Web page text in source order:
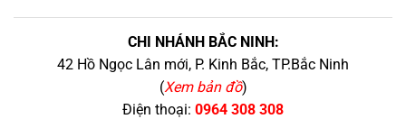
CHI NHÁNH BẮC NINH:
42 Hồ Ngọc Lân mới, P. Kinh Bắc, TP.Bắc Ninh
(Xem bản đồ)
Điện thoại: 0964 308 308